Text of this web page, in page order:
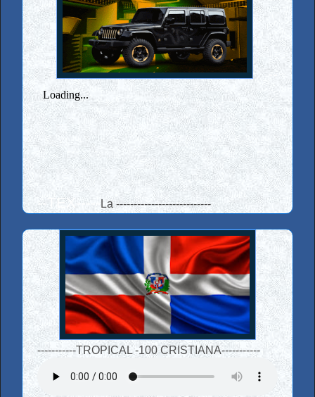
--
--TEX----- La ---------------------------
-----------TROPICAL -100 CRISTIANA-----------